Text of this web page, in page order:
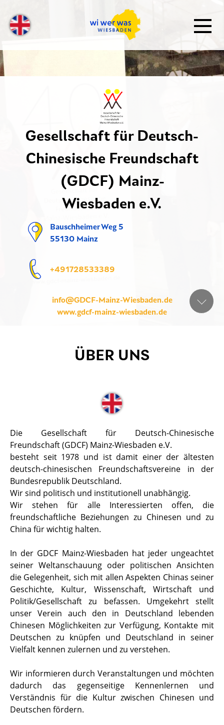
Gesellschaft für Deutsch-
Chinesische Freundschaft
(GDCF) Mainz-
Wiesbaden e.V.
Bauschheimer Weg 5
55130 Mainz
+491728533389
info@GDCF-Mainz-Wiesbaden.de
www.gdcf-mainz-wiesbaden.de
ÜBER UNS
Die Gesellschaft für Deutsch-Chinesische
Freundschaft (GDCF) Mainz-Wiesbaden e.V.
besteht seit 1978 und ist damit einer der ältesten
deutsch-chinesischen Freundschaftsvereine in der
Bundesrepublik Deutschland.
Wir sind politisch und institutionell unabhängig.
Wir stehen für alle Interessierten offen, die
freundschaftliche Beziehungen zu Chinesen und zu
China für wichtig halten.
In der GDCF Mainz-Wiesbaden hat jeder ungeachtet
seiner Weltanschauung oder politischen Ansichten
die Gelegenheit, sich mit allen Aspekten Chinas seiner
Geschichte, Kultur, Wissenschaft, Wirtschaft und
Politik/Gesellschaft zu befassen. Umgekehrt stellt
unser Verein auch den in Deutschland lebenden
Chinesen Möglichkeiten zur Verfügung, Kontakte mit
Deutschen zu knüpfen und Deutschland in seiner
Vielfalt kennen zulernen und zu verstehen.
Wir informieren durch Veranstaltungen und möchten
dadurch das gegenseitige Kennenlernen und
Verständnis für die Kultur zwischen Chinesen und
Deutschen fördern.